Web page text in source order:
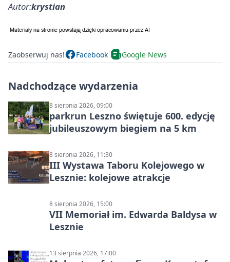
Autor:krystian
Zaobserwuj nas! Facebook Google News
Nadchodzące wydarzenia
8 sierpnia 2026, 09:00
parkrun Leszno świętuje 600. edycję
jubileuszowym biegiem na 5 km
8 sierpnia 2026, 11:30
III Wystawa Taboru Kolejowego w
Lesznie: kolejowe atrakcje
8 sierpnia 2026, 15:00
VII Memoriał im. Edwarda Baldysa w
Lesznie
13 sierpnia 2026, 17:00